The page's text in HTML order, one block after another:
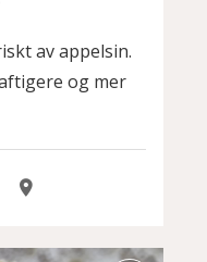
av appelsin.
og mer